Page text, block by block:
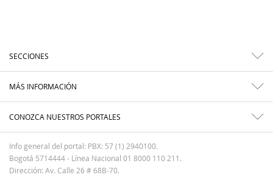
SECCIONES
MÁS INFORMACIÓN
CONOZCA NUESTROS PORTALES
Info general del portal: PBX: 57 (1) 2940100.
Bogotá 5714444 - Línea Nacional 01 8000 110 211.
Dirección: Av. Calle 26 # 68B-70.